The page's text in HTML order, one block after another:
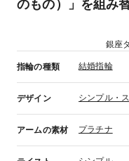
のもの）」を組み
銀座
指輪の種類 結婚指輪
デザイン シンプル・
アームの素材 プラチナ